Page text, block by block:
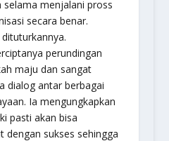
menjalani pross
secara benar.
perundingan
maju dan sangat
dialog antar berbagai
Ia mengungkapkan
pasti akan bisa
dengan sukses sehingga